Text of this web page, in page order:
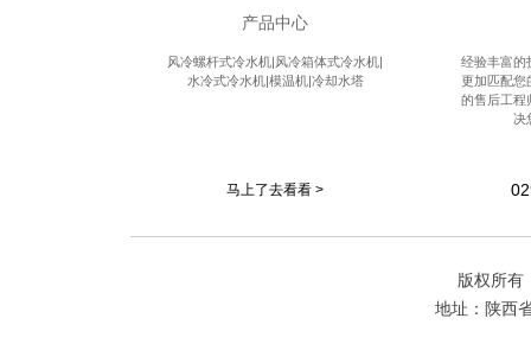
产品中心
风冷螺杆式冷水机|风冷箱体式冷水机|
水冷式冷水机|模温机|冷却水塔
马上了去看看 >
经验丰富的
更加匹配您
的售后工程
决
版权所
地址：陕西